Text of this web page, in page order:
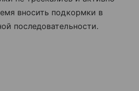
вносить подкормки в
последовательности.